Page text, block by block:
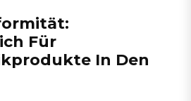
Für
In Den